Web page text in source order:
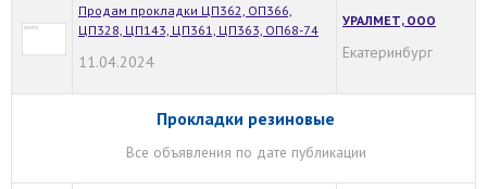
Продам прокладки ЦП362, ОП366,
ЦП328, ЦП143, ЦП361, ЦП363, ОП68-74
11.04.2024
УРАЛМЕТ, ООО
Екатеринбург
Прокладки резиновые
Все объявления по дате публикации